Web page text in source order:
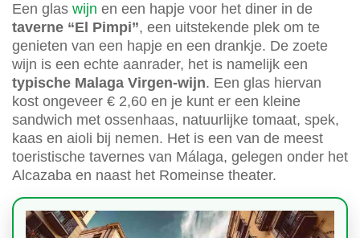
Een glas wijn en een hapje voor het diner in de
taverne “El Pimpi”, een uitstekende plek om te
genieten van een hapje en een drankje. De zoete
wijn is een echte aanrader, het is namelijk een
typische Malaga Virgen-wijn. Een glas hiervan
kost ongeveer € 2,60 en je kunt er een kleine
sandwich met ossenhaas, natuurlijke tomaat, spek,
kaas en aioli bij nemen. Het is een van de meest
toeristische tavernes van Málaga, gelegen onder het
Alcazaba en naast het Romeinse theater.